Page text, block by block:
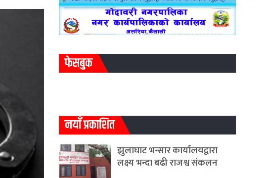
फेसबुक
नयाँ प्रकाशित
झुलाघाट भन्सार कार्यालयद्वारा
लक्ष्य भन्दा बढी राजश्व संकलन